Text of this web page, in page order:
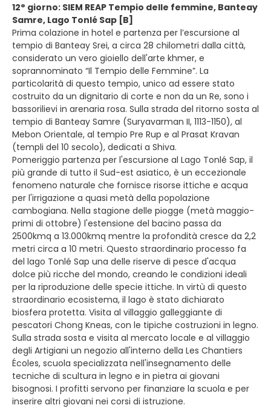
12° giorno: SIEM REAP Tempio delle femmine, Banteay
Samre, Lago Tonlé Sap [B]
Prima colazione in hotel e partenza per l’escursione al
tempio di Banteay Srei, a circa 28 chilometri dalla città,
considerato un vero gioiello dell'arte khmer, e
soprannominato “Il Tempio delle Femmine”. La
particolarità di questo tempio, unico ad essere stato
costruito da un dignitario di corte e non da un Re, sono i
bassorilievi in arenaria rosa. Sulla strada del ritorno sosta al
tempio di Banteay Samre (Suryavarman II, 1113-1150), al
Mebon Orientale, al tempio Pre Rup e al Prasat Kravan
(templi del 10 secolo), dedicati a Shiva.
Pomeriggio partenza per l'escursione al Lago Tonlé Sap, il
più grande di tutto il Sud-est asiatico, è un eccezionale
fenomeno naturale che fornisce risorse ittiche e acqua
per l'irrigazione a quasi metà della popolazione
cambogiana. Nella stagione delle piogge (metà maggio-
primi di ottobre) l'estensione del bacino passa da
2500kmq a 13.000kmq mentre la profondità cresce da 2,2
metri circa a 10 metri. Questo straordinario processo fa
del lago Tonlé Sap una delle riserve di pesce d'acqua
dolce più ricche del mondo, creando le condizioni ideali
per la riproduzione delle specie ittiche. In virtù di questo
straordinario ecosistema, il lago è stato dichiarato
biosfera protetta. Visita al villaggio galleggiante di
pescatori Chong Kneas, con le tipiche costruzioni in legno.
Sulla strada sosta e visita al mercato locale e al villaggio
degli Artigiani un negozio all'interno della Les Chantiers
Écoles, scuola specializzata nell'insegnamento delle
tecniche di scultura in legno e in pietra ai giovani
bisognosi. I profitti servono per finanziare la scuola e per
inserire altri giovani nei corsi di istruzione.